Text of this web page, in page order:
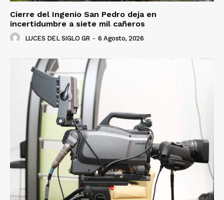
Luces
Del Siglo
Cierre del Ingenio San Pedro deja en
incertidumbre a siete mil cañeros
LUCES DEL SIGLO GR - 6 Agosto, 2026